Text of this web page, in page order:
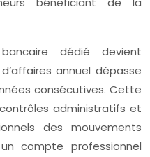
dédié devient
annuel dépasse
consécutives. Cette
administratifs et
des mouvements
compte professionnel